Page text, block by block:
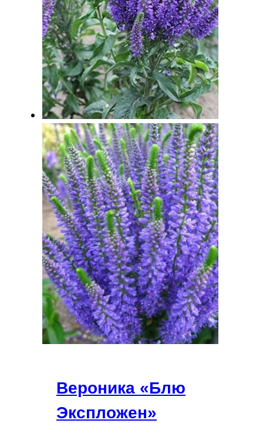
Вероника «Блю
Экспложен»